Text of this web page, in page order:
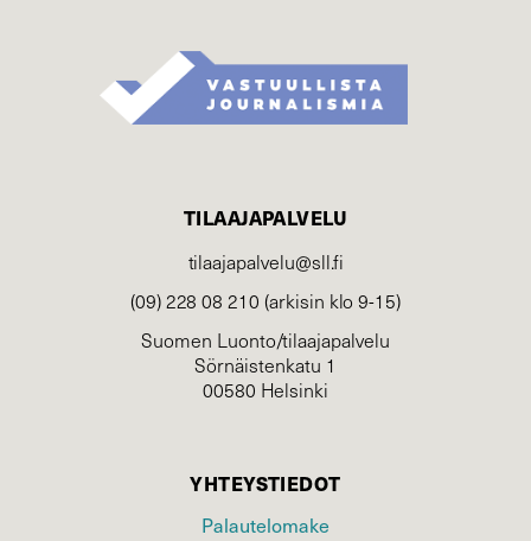
TILAAJAPALVELU
tilaajapalvelu@sll.fi
(09) 228 08 210 (arkisin klo 9-15)
Suomen Luonto/tilaajapalvelu
Sörnäistenkatu 1
00580 Helsinki
YHTEYSTIEDOT
Palautelomake